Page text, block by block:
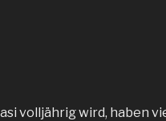
volljährig wird, haben